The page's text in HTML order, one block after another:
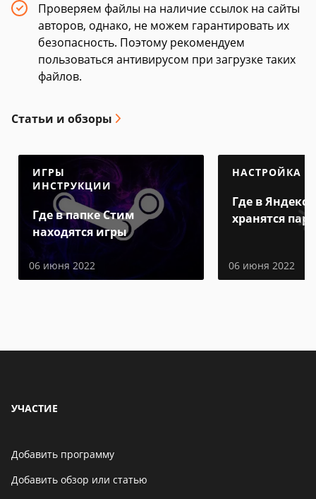
Проверяем файлы на наличие ссылок на сайты
авторов, однако, не можем гарантировать их
безопасность. Поэтому рекомендуем
пользоваться антивирусом при загрузке таких
файлов.
Статьи и обзоры
ИГРЫ
ИНСТРУКЦИИ
Где в папке Стим
находятся игры
06 июня 2022
НАСТРОЙКА
Где в Яндекс
хранятся
06 июня 2022
УЧАСТИЕ
Добавить программу
Добавить обзор или статью